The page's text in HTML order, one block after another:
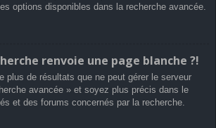
options disponibles dans la recherche avancée.
renvoie une page blanche ?!
plus de résultats que ne peut gérer le serveur
avancée » et soyez plus précis dans le
et des forums concernés par la recherche.